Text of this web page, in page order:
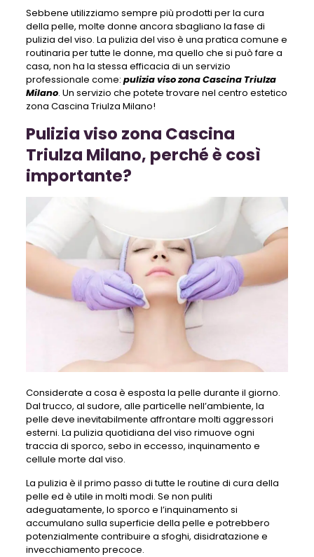
Sebbene utilizziamo sempre più prodotti per la cura
della pelle, molte donne ancora sbagliano la fase di
pulizia del viso. La pulizia del viso è una pratica comune e
routinaria per tutte le donne, ma quello che si può fare a
casa, non ha la stessa efficacia di un servizio
professionale come: pulizia viso zona Cascina Triulza
Milano. Un servizio che potete trovare nel centro estetico
zona Cascina Triulza Milano!
Pulizia viso zona Cascina
Triulza Milano, perché è così
importante?
Considerate a cosa è esposta la pelle durante il giorno.
Dal trucco, al sudore, alle particelle nell’ambiente, la
pelle deve inevitabilmente affrontare molti aggressori
esterni. La pulizia quotidiana del viso rimuove ogni
traccia di sporco, sebo in eccesso, inquinamento e
cellule morte dal viso.
La pulizia è il primo passo di tutte le routine di cura della
pelle ed è utile in molti modi. Se non puliti
adeguatamente, lo sporco e l’inquinamento si
accumulano sulla superficie della pelle e potrebbero
potenzialmente contribuire a sfoghi, disidratazione e
invecchiamento precoce.